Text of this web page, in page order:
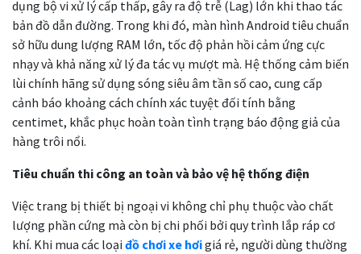
dụng bộ vi xử lý cấp thấp, gây ra độ trễ (Lag) lớn khi thao tác
bản đồ dẫn đường. Trong khi đó, màn hình Android tiêu chuẩn
sở hữu dung lượng RAM lớn, tốc độ phản hồi cảm ứng cực
nhạy và khả năng xử lý đa tác vụ mượt mà. Hệ thống cảm biến
lùi chính hãng sử dụng sóng siêu âm tần số cao, cung cấp
cảnh báo khoảng cách chính xác tuyệt đối tính bằng
centimet, khắc phục hoàn toàn tình trạng báo động giả của
hàng trôi nổi.
Tiêu chuẩn thi công an toàn và bảo vệ hệ thống điện
Việc trang bị thiết bị ngoại vi không chỉ phụ thuộc vào chất
lượng phần cứng mà còn bị chi phối bởi quy trình lắp ráp cơ
khí. Khi mua các loại đồ chơi xe hơigiá rẻ, người dùng thường